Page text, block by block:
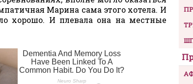
Марина сама этого хотела. И
хорошо. И плевала она на местные